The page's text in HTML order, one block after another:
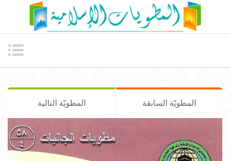
المطويّة السابقة المطويّة التالية